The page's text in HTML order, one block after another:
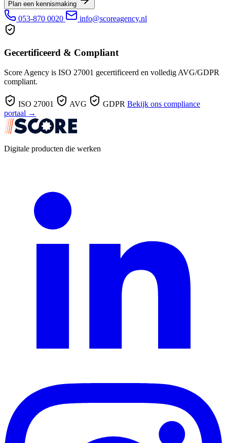
Plan een kennismaking
053-870 0020 info@scoreagency.nl
Gecertificeerd & Compliant
Score Agency is ISO 27001 gecertificeerd en volledig AVG/GDPR
compliant.
ISO 27001 AVG GDPR Bekijk ons compliance
portaal →
Digitale producten die werken